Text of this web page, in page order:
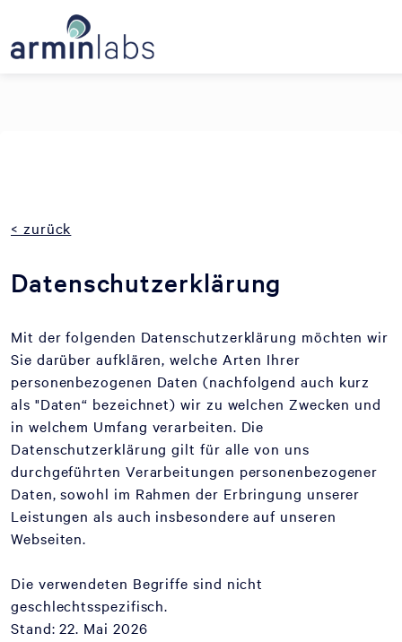
Unable to find opt-out content div: "matomo-opt-out"
< zurück
Datenschutzerklärung
Mit der folgenden Datenschutzerklärung möchten wir
Sie darüber aufklären, welche Arten Ihrer
personenbezogenen Daten (nachfolgend auch kurz
als "Daten“ bezeichnet) wir zu welchen Zwecken und
in welchem Umfang verarbeiten. Die
Datenschutzerklärung gilt für alle von uns
durchgeführten Verarbeitungen personenbezogener
Daten, sowohl im Rahmen der Erbringung unserer
Leistungen als auch insbesondere auf unseren
Webseiten.
Die verwendeten Begriffe sind nicht
geschlechtsspezifisch.
Stand: 22. Mai 2026